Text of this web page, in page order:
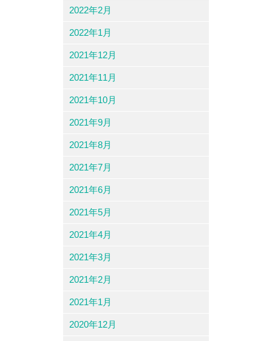
2022年2月
2022年1月
2021年12月
2021年11月
2021年10月
2021年9月
2021年8月
2021年7月
2021年6月
2021年5月
2021年4月
2021年3月
2021年2月
2021年1月
2020年12月